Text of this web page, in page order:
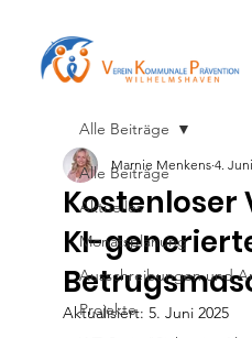
Alle Beiträge
Aktuelles
Monatsplanung
Ausschreibungen und
Projekte
Alle Beiträge
KI-
Marnie Menkens 4.
Aktualisiert: 5. Juni 2025